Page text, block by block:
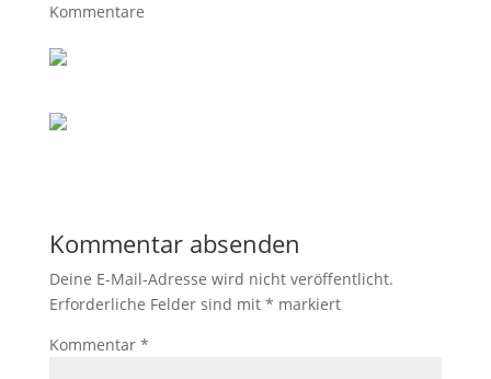
Kommentare
Kommentar absenden
Deine E-Mail-Adresse wird nicht veröffentlicht.
Erforderliche Felder sind mit * markiert
Kommentar *